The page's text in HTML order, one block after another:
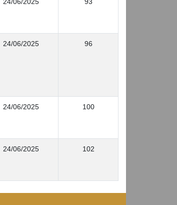
24/06/2025 96
24/06/2025 100
24/06/2025 102